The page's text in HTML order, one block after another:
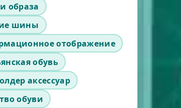
образа
шины
отображение
обувь
аксессуар
обуви